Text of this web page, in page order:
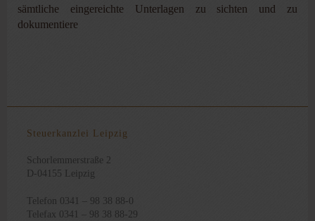
sämtliche eingereichte Unterlagen zu sichten und zu
dokumentiere
Steuerkanzlei Leipzig
Schorlemmerstraße 2
D-04155 Leipzig
Telefon 0341 – 98 38 88-0
Telefax 0341 – 98 38 88-29